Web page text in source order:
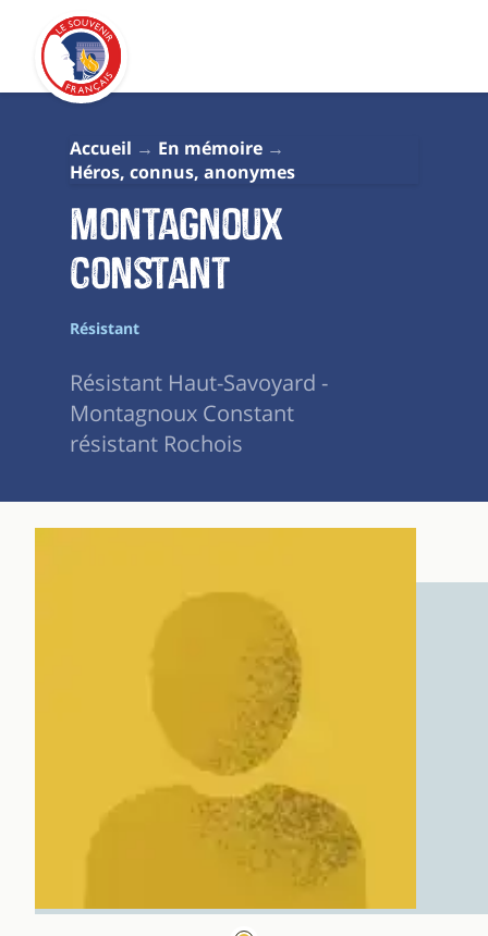
Accueil
En mémoire
Héros, connus, anonymes
Montagnoux
Constant
Résistant
Résistant Haut-Savoyard -
Montagnoux Constant
résistant Rochois